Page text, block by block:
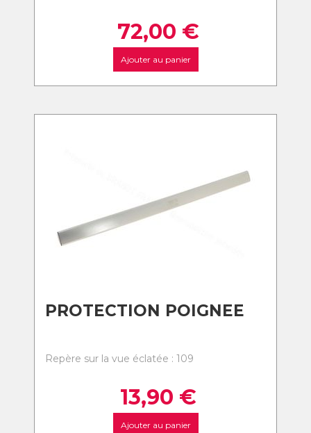
72,00 €
Ajouter au panier
PROTECTION POIGNEE
Repère sur la vue éclatée : 109
13,90 €
Ajouter au panier